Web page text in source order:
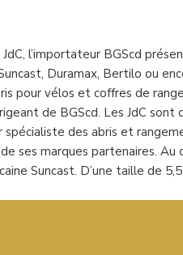
l’importateur BGScd
Duramax, Bertilo ou
pour vélos et coffres de
de BGScd. Les JdC sont
spécialiste des abris et
ses marques partenaires.
Suncast. D’une taille de